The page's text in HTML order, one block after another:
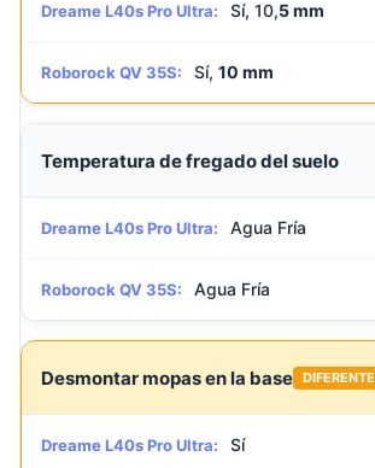
Dreame L40s Pro Ultra: Sí, 10,5 mm
Roborock QV 35S: Sí, 10 mm
Temperatura de fregado del suelo
Dreame L40s Pro Ultra: Agua Fría
Roborock QV 35S: Agua Fría
Desmontar mopas en la base DIFERENTE
Dreame L40s Pro Ultra: Sí